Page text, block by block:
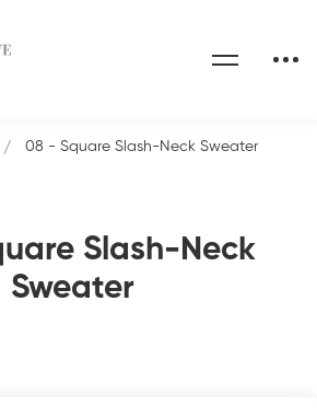
Slash-Neck
Sweater
08 - Square Slash-Neck Sweater